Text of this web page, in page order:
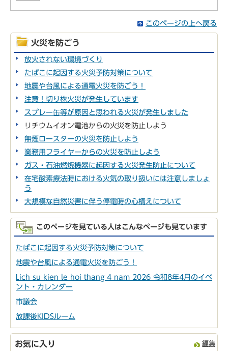
このページの上へ戻る
火災を防ごう
放火されない環境づくり
たばこに起因する火災予防対策について
地震や台風による通電火災を防ごう！
注意！切り株火災が発生しています
スプレー缶等が原因と思われる火災が発生しました
リチウムイオン電池からの火災を防止しよう
無煙ロースターの火災を防止しよう
業務用フライヤーからの火災を防止しよう
ガス・石油燃焼機器に起因する火災発生防止について
在宅酸素療法時における火気の取り扱いには注意しましょ
う
大規模な自然災害に伴う停電時の心構えについて
このページを見ている人はこんなページも見ています
たばこに起因する火災予防対策について
地震や台風による通電火災を防ごう！
Lich su kien le hoi thang 4 nam 2026 令和8年4月のイベ
ント・カレンダー
市議会
放課後KIDSルーム
お気に入り 編集